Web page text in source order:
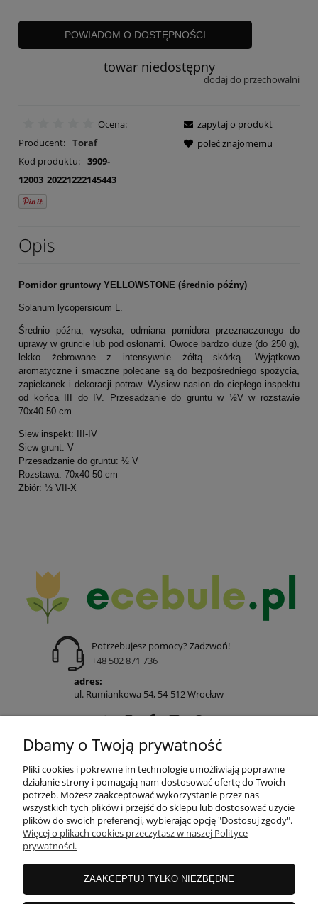
POWIADOM O DOSTĘPNOŚCI
towar niedostępny
dodaj do przechowalni
Ocena:
Producent: Toraf
Kod produktu: 3909-
12003_20221222145443
zapytaj o produkt
poleć znajomemu
Opis
Pomidor gruntowy YELLOWSTONE (średnio późny)
Solanum lycopersicum L.
Średnio późna, wysoka, odmiana pomidora przeznaczonego do
uprawy w gruncie lub pod osłonami. Owoce bardzo duże (do 250 g),
lekko żebrowane z intensywnie żółtą skórką. Wyjątkowo
aromatyczne i smaczne polecane są do bezpośredniego spożycia,
zapiekanek i dekoracji potraw. Wysiew nasion do ciepłego inspektu
od końca III do IV. Przesadzanie do gruntu w ½V w rozstawie
70x40-50 cm.
Siew inspekt: III-IV
Siew grunt: V
Przesadzanie do gruntu: ½ V
Rozstawa: 70x40-50 cm
Zbiór: ½ VII-X
Potrzebujesz pomocy? Zadzwoń!
+48 502 871 736
adres:
ul. Rumiankowa 54, 54-512 Wrocław
POMOC
MOJE KONTO
PŁATNOŚCI I DOSTAWA
Dbamy o Twoją prywatność
Pliki cookies i pokrewne im technologie umożliwiają poprawne
działanie strony i pomagają nam dostosować ofertę do Twoich
potrzeb. Możesz zaakceptować wykorzystanie przez nas
wszystkich tych plików i przejść do sklepu lub dostosować użycie
plików do swoich preferencji, wybierając opcję "Dostosuj zgody".
Więcej o plikach cookies przeczytasz w naszej Polityce
prywatności.
ZAAKCEPTUJ TYLKO NIEZBĘDNE